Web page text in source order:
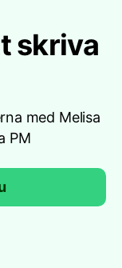
skriva
med Melisa
PM